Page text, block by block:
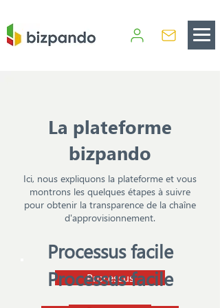
La plateforme
bizpando
Ici, nous expliquons la plateforme et vous
montrons les quelques étapes à suivre
pour obtenir la transparence de la chaîne
d'approvisionnement.
Processus facile
Processus
Processus facile